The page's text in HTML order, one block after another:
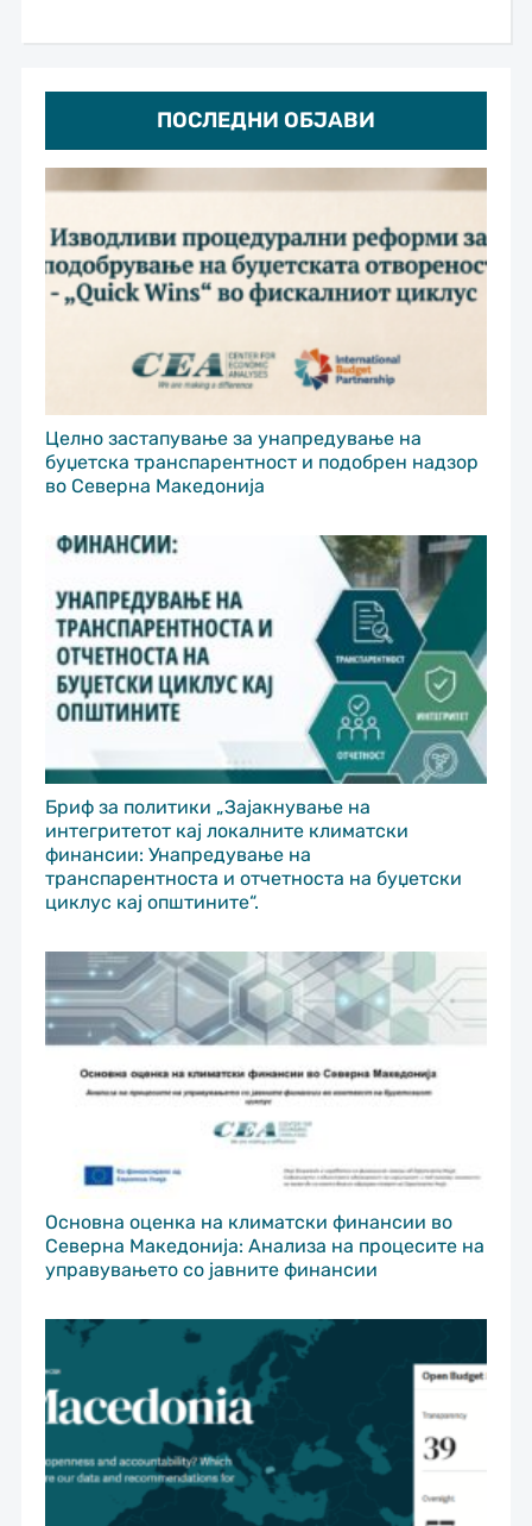
ПОСЛЕДНИ ОБЈАВИ
Целно застапување за унапредување на
буџетска транспарентност и подобрен надзор
во Северна Македонија
Бриф за политики „Зајакнување на
интегритетот кај локалните климатски
финансии: Унапредување на
транспарентноста и отчетноста на буџетски
циклус кај општините“.
Основна оценка на климатски финансии во
Северна Македонија: Анализа на процесите на
управувањето со јавните финансии